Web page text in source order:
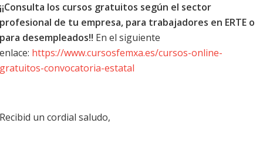
¡¡Consulta los cursos gratuitos según el sector
profesional de tu empresa, para trabajadores en ERTE o
para desempleados!! En el siguiente
enlace: https://www.cursosfemxa.es/cursos-online-
gratuitos-convocatoria-estatal
Recibid un cordial saludo,